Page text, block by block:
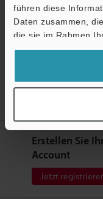
führen diese
Daten zusammen,
die sie im Rahmen
haben.
Startseite Produkte
Erstellen Sie
Account
Jetzt